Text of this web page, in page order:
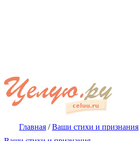
Главная /Ваши стихи и признания